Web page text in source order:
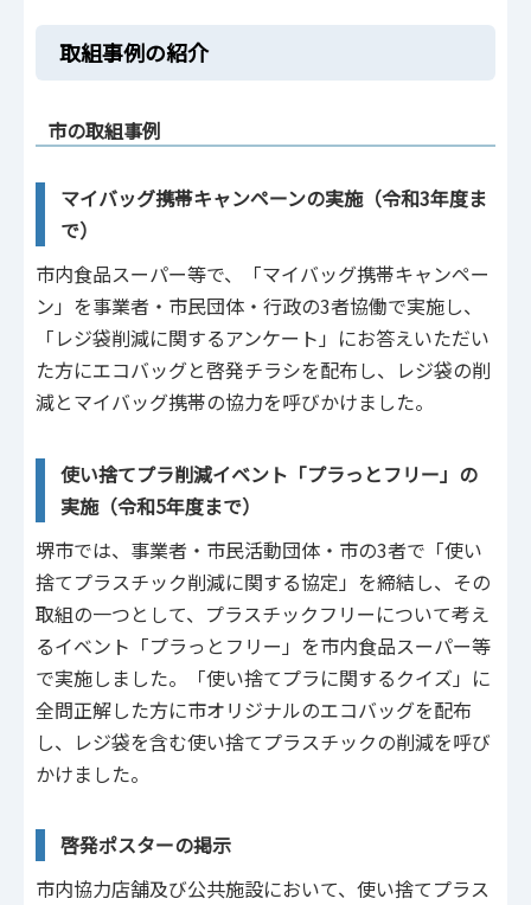
取組事例の紹介
市の取組事例
マイバッグ携帯キャンペーンの実施（令和3年度ま
で）
市内食品スーパー等で、「マイバッグ携帯キャンペー
ン」を事業者・市民団体・行政の3者協働で実施し、
「レジ袋削減に関するアンケート」にお答えいただい
た方にエコバッグと啓発チラシを配布し、レジ袋の削
減とマイバッグ携帯の協力を呼びかけました。
使い捨てプラ削減イベント「プラっとフリー」の
実施（令和5年度まで）
堺市では、事業者・市民活動団体・市の3者で「使い
捨てプラスチック削減に関する協定」を締結し、その
取組の一つとして、プラスチックフリーについて考え
るイベント「プラっとフリー」を市内食品スーパー等
で実施しました。「使い捨てプラに関するクイズ」に
全問正解した方に市オリジナルのエコバッグを配布
し、レジ袋を含む使い捨てプラスチックの削減を呼び
かけました。
啓発ポスターの掲示
市内協力店舗及び公共施設において、使い捨てプラス